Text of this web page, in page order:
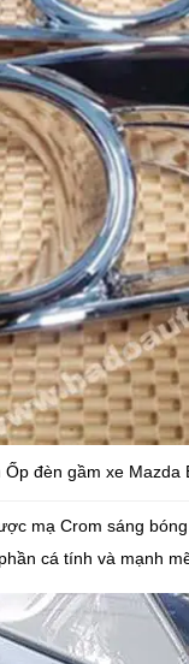
đèn gầm xe Mazda
mạ Crom sáng
cá tính và mạnh